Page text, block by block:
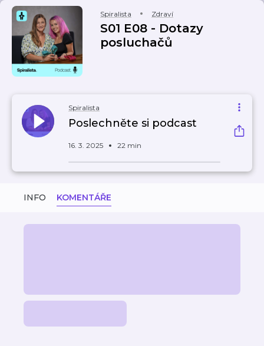
Spiralista Zdraví
S01 E08 - Dotazy
posluchačů
Spiralista
Poslechněte si podcast
16. 3. 2025 22 min
INFO KOMENTÁŘE